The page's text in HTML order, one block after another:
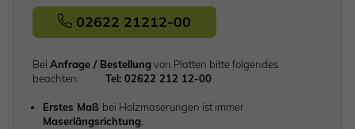
02622 21212-00
Bei Anfrage / Bestellung von Platten bitte folgendes
beachten: Tel: 02622 212 12-00
Erstes Maß bei Holzmaserungen ist immer
Maserlängsrichtung.